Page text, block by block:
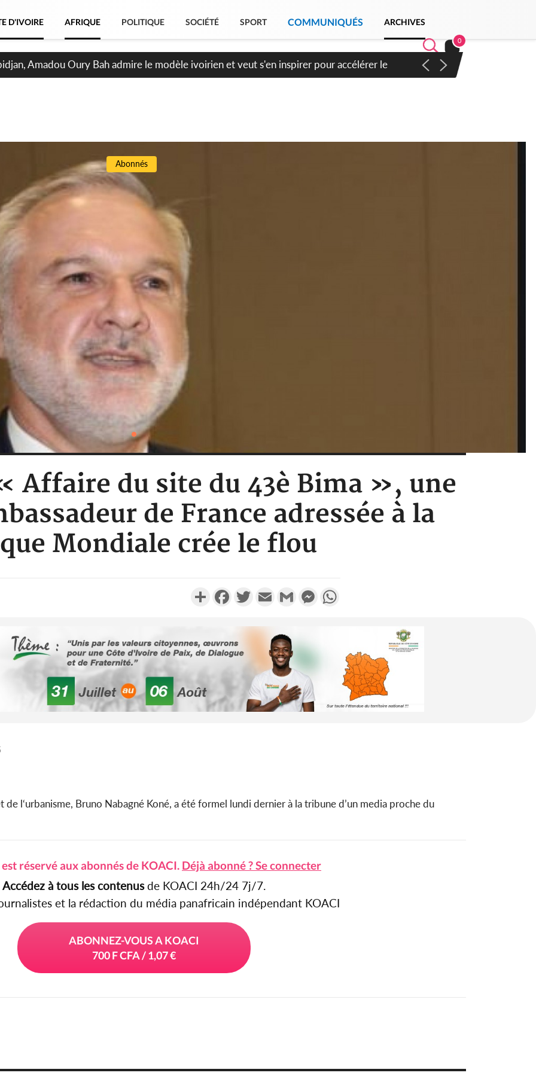
D'IVOIRE AFRIQUE POLITIQUE SOCIÉTÉ SPORT COMMUNIQUÉS ARCHIVES
0
Amadou Oury Bah admire le modèle ivoirien et veut s'en inspirer pour accélérer le
Abonnés
Affaire du site du 43è Bima », une
de France adressée à la
Mondiale crée le flou
PartagerFacebookTwitterEmail Gmail Messenger
l‘urbanisme, Bruno Nabagné Koné, a été formel lundi dernier à la tribune d’un media proche du
réservé aux abonnés de KOACI. Déjà abonné ? Se connecter
Accédez à tous les contenusde KOACI 24h/24 7j/7.
et la rédaction du média panafricain indépendant KOACI
ABONNEZ-VOUS A KOACI
700 F CFA / 1,07 €